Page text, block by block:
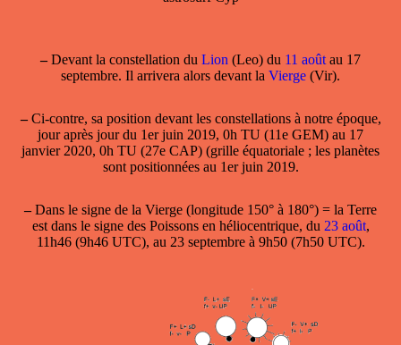
–Devant la constellation du Lion (Leo) du 11 août au 17
septembre. Il arrivera alors devant la Vierge (Vir).
–Ci-contre, sa position devant les constellations à notre époque,
jour après jour du 1er juin 2019, 0h TU (11e GEM) au 17
janvier 2020, 0h TU (27e CAP) (grille équatoriale ; les planètes
sont positionnées au 1er juin 2019.
–Dans le signe de la Vierge (longitude 150° à 180°) = la Terre
est dans le signe des Poissons en héliocentrique, du 23 août,
11h46 (9h46 UTC), au 23 septembre à 9h50 (7h50 UTC).